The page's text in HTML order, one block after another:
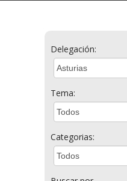
Delegación:
Tema:
Categorias: